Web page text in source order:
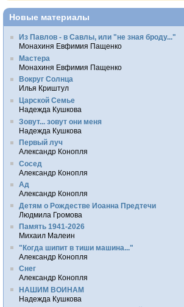
Новые материалы
Из Павлов - в Савлы, или "не зная броду..."
Монахиня Евфимия Пащенко
Мастера
Монахиня Евфимия Пащенко
Вокруг Солнца
Илья Криштул
Царской Семье
Надежда Кушкова
Зовут... зовут они меня
Надежда Кушкова
Первый луч
Александр Конопля
Сосед
Александр Конопля
Ад
Александр Конопля
Детям о Рождестве Иоанна Предтечи
Людмила Громова
Память 1941-2026
Михаил Малеин
"Когда шипит в тиши машина..."
Александр Конопля
Снег
Александр Конопля
НАШИМ ВОИНАМ
Надежда Кушкова